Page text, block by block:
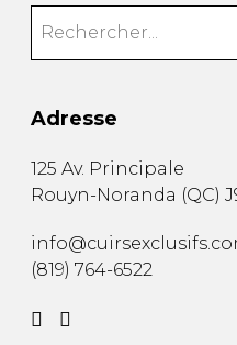
Adresse
125 Av. Principale
Rouyn-Noranda (QC)
(819) 764-6522